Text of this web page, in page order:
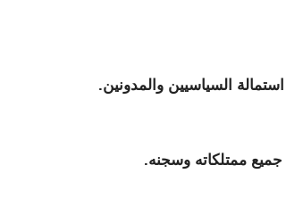
ممتلكاته وسجنه.